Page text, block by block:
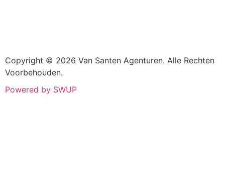
Copyright © 2026 Van Santen Agenturen. Alle Rechten
Voorbehouden.
Powered by SWUP